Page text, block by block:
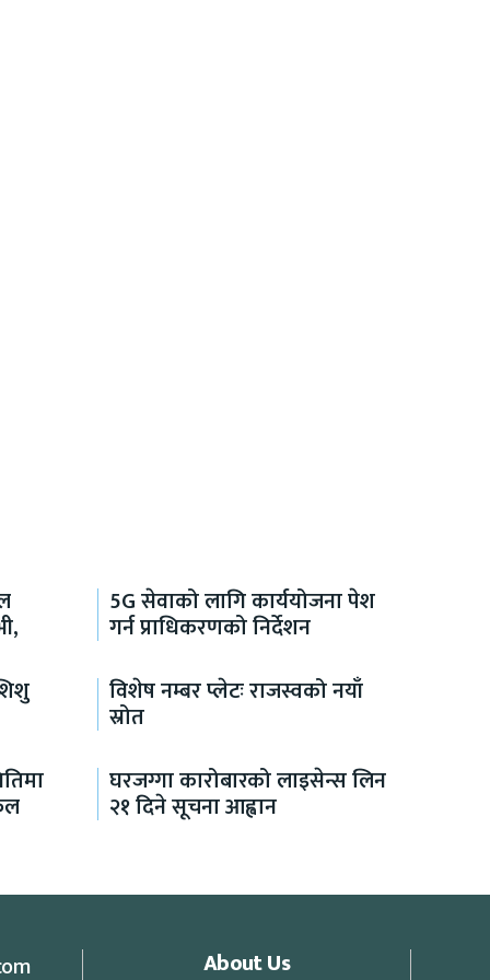
5G सेवाको लागि कार्ययोजना पेश
गर्न प्राधिकरणको निर्देशन
विशेष नम्बर प्लेटः राजस्वको नयाँ
स्रोत
घरजग्गा कारोबारको लाइसेन्स लिन
२१ दिने सूचना आह्वान
About Us